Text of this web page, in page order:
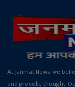
At Janmat News, we
and provoke thought.